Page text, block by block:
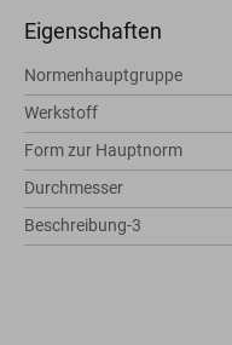
Eigenschaften
Normenhauptgruppe
Werkstoff
Form zur Hauptnorm
Durchmesser
Beschreibung-3